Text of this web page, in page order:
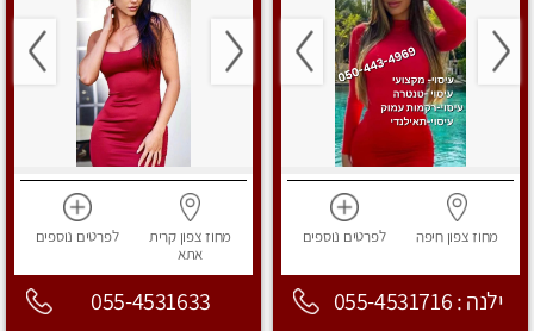
מחוז צפוןחיפה לפרטים נוספים
ילנה : 055-4531716
מחוז צפוןקרית
אתא
לפרטים נוספים
055-4531633